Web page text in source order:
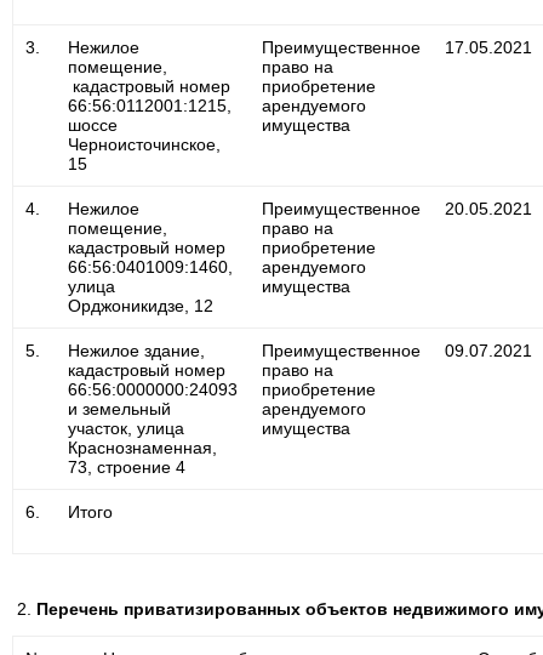
3.
Нежилое
помещение,
кадастровый номер
66:56:0112001:1215,
шоссе
Черноисточинское,
15
Преимущественное
право на
приобретение
арендуемого
имущества
17.05.2021
4.
Нежилое
помещение,
кадастровый номер
66:56:0401009:1460,
улица
Орджоникидзе, 12
Преимущественное
право на
приобретение
арендуемого
имущества
20.05.2021
5.
Нежилое здание,
кадастровый номер
66:56:0000000:24093
и земельный
участок, улица
Краснознаменная,
73, строение 4
Преимущественное
право на
приобретение
арендуемого
имущества
09.07.2021
6. Итого
Перечень приватизированных объектов недвижимого